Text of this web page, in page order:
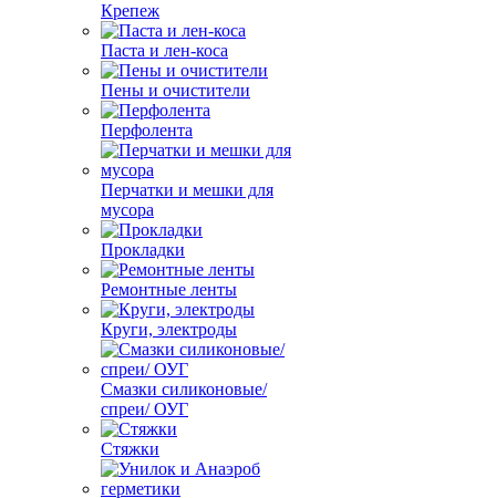
Крепеж
Паста и лен-коса
Пены и очистители
Перфолента
Перчатки и мешки для
мусора
Прокладки
Ремонтные ленты
Круги, электроды
Смазки силиконовые/
спреи/ ОУГ
Стяжки